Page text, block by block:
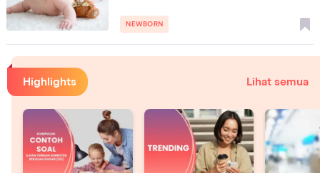
NEWBORN
Highlights Lihat semua